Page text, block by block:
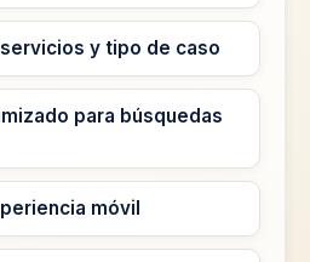
y tipo de caso
para búsquedas
móvil